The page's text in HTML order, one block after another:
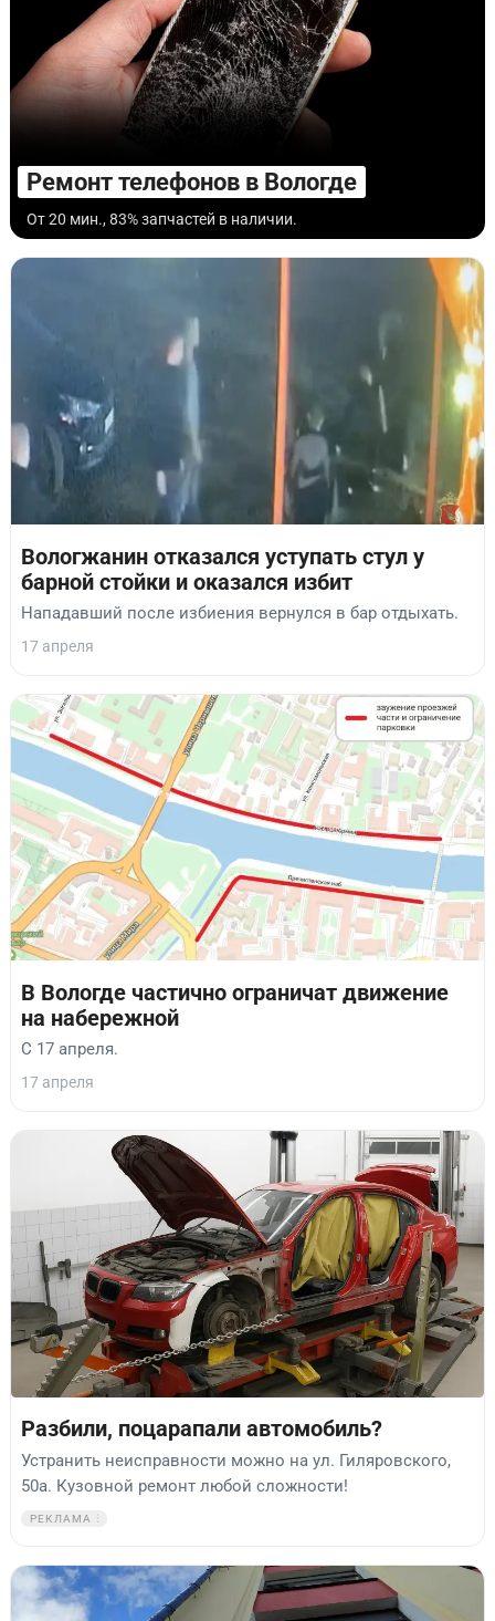
Ремонт телефонов в Вологде
От 20 мин., 83% запчастей в наличии.
Вологжанин отказался уступать стул у
барной стойки и оказался избит
Нападавший после избиения вернулся в бар отдыхать.
17 апреля
В Вологде частично ограничат движение
на набережной
С 17 апреля.
17 апреля
Разбили, поцарапали автомобиль?
Устранить неисправности можно на ул. Гиляровского,
50а. Кузовной ремонт любой сложности!
РЕКЛАМА